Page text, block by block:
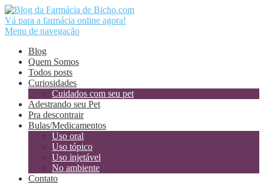
Vá para a farmácia online agora!
Menu de navegação
Blog
Quem Somos
Todos posts
Curiosidades
Cuidados com seu pet
Adestrando seu Pet
Pra descontrair
Bulas/Medicamentos
Uso oral
Uso tópico
Uso injetável
No ambiente
Contato